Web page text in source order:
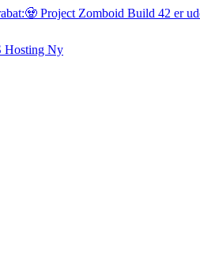
🧟 Project Zomboid Build 42 er
Hosting Ny